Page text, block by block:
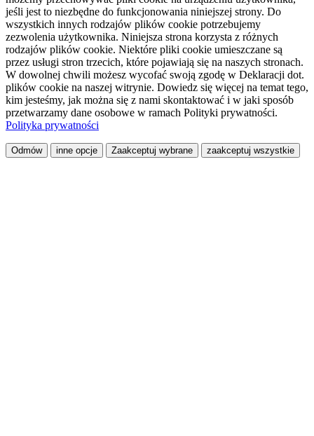
jeśli jest to niezbędne do funkcjonowania niniejszej strony. Do
wszystkich innych rodzajów plików cookie potrzebujemy
zezwolenia użytkownika. Niniejsza strona korzysta z różnych
rodzajów plików cookie. Niektóre pliki cookie umieszczane są
przez usługi stron trzecich, które pojawiają się na naszych stronach.
W dowolnej chwili możesz wycofać swoją zgodę w Deklaracji dot.
plików cookie na naszej witrynie. Dowiedz się więcej na temat tego,
kim jesteśmy, jak można się z nami skontaktować i w jaki sposób
przetwarzamy dane osobowe w ramach Polityki prywatności.
Polityka prywatności
Odmów inne opcje Zaakceptuj wybrane zaakceptuj wszystkie